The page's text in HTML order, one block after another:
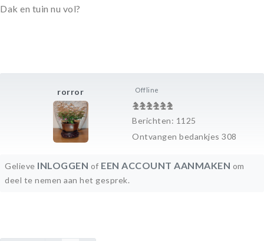
rorror Offline
Berichten: 1125
Ontvangen bedankjes 308
Dak en tuin nu vol?
Gelieve INLOGGEN of EEN ACCOUNT AANMAKEN om
deel te nemen aan het gesprek.